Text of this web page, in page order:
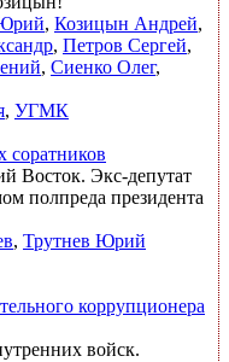
, Козицын Андрей,
, Петров Сергей,
, Сиенко Олег,
, УГМК
соратников
Восток. Экс-депутат
полпреда президента
, Трутнев Юрий
коррупционера
войск.